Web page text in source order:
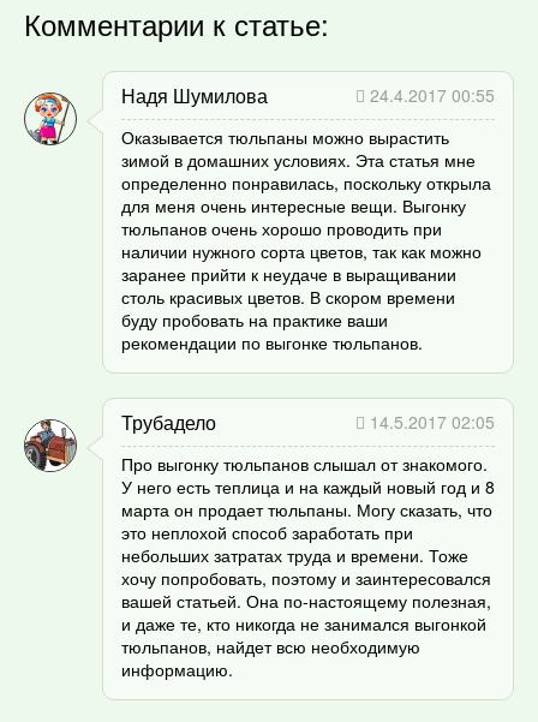
Комментарии к статье:
Надя Шумилова
24.4.2017 00:55
Оказывается тюльпаны можно вырастить
зимой в домашних условиях. Эта статья мне
определенно понравилась, поскольку открыла
для меня очень интересные вещи. Выгонку
тюльпанов очень хорошо проводить при
наличии нужного сорта цветов, так как можно
заранее прийти к неудаче в выращивании
столь красивых цветов. В скором времени
буду пробовать на практике ваши
рекомендации по выгонке тюльпанов.
Трубадело
14.5.2017 02:05
Про выгонку тюльпанов слышал от знакомого.
У него есть теплица и на каждый новый год и 8
марта он продает тюльпаны. Могу сказать, что
это неплохой способ заработать при
небольших затратах труда и времени. Тоже
хочу попробовать, поэтому и заинтересовался
вашей статьей. Она по-настоящему полезная,
и даже те, кто никогда не занимался выгонкой
тюльпанов, найдет всю необходимую
информацию.